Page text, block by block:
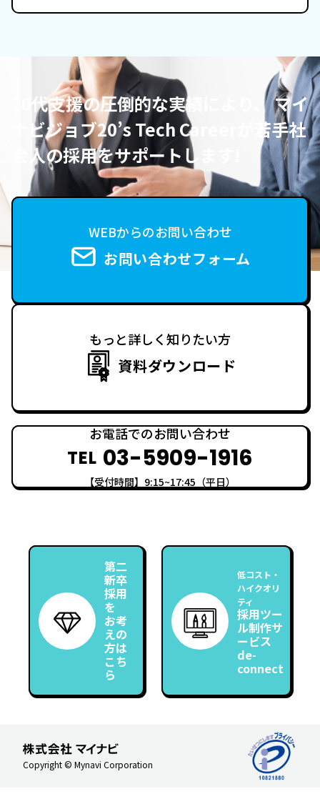
20代支援の圧倒的な実績により、 マイ
ナビジョブ20’s Tech Careerが若手社
会人の採用をサポートします!
WEBからのお問い合わせ
お問い合わせフォーム
もっと詳しく知りたい方
資料ダウンロード
お電話でのお問い合わせ
TEL 03-5909-1916
【受付時間】9:15~17:45（平日）
第二
新卒
採用
を
お考
えの
方は
こち
ら
低コスト・
ハイクオリ
ティ
採用ツー
ル制作サ
ービス
de-
connect
Copyright © Mynavi Corporation